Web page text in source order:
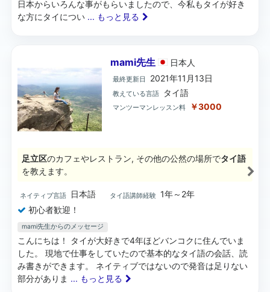
日本からいろんな事がもらいましたので、今私もタイが好き
な方にタイについ ... もっと見る
mami先生 日本 人
最終更新日 2021年11月13日
教えている言語 タイ語
マンツーマンレッスン料 ￥3000
足立区のカフェやレストラン, その他の公然の場所でタイ語
を教えます。
ネイティブ言語 日本語 タイ語講師経験 1年～2年
初心者歓迎！
mami先生からのメッセージ
こんにちは！ タイが大好きで4年ほどバンコクに住んでいま
した。 現地で仕事をしていたので基本的なタイ語の会話、読
み書きができます。 ネイティブではないので発音は足りない
部分がありま ... もっと見る